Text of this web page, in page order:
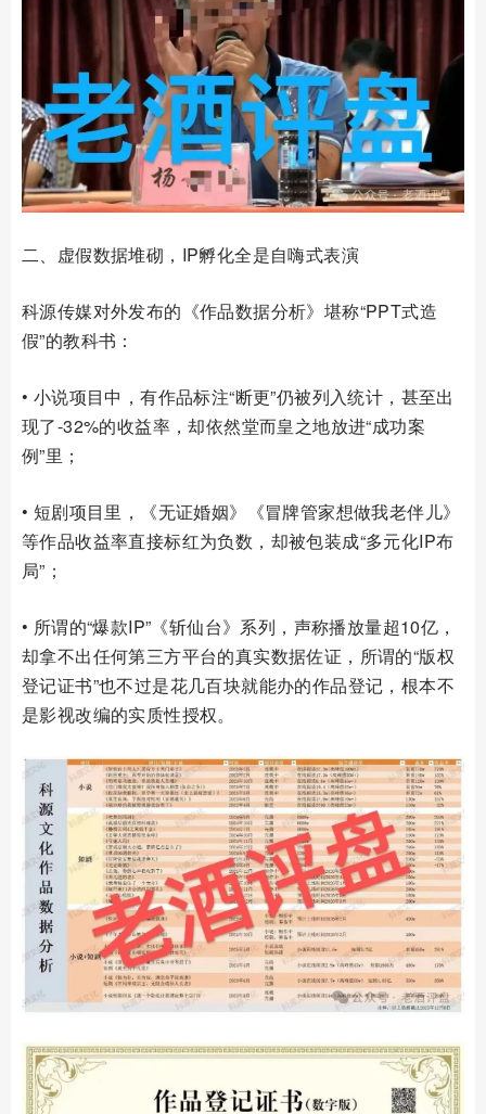
二、虚假数据堆砌，IP孵化全是自嗨式表演
科源传媒对外发布的《作品数据分析》堪称“PPT式造
假”的教科书：
• 小说项目中，有作品标注“断更”仍被列入统计，甚至出
现了-32%的收益率，却依然堂而皇之地放进“成功案
例”里；
• 短剧项目里，《无证婚姻》《冒牌管家想做我老伴儿》
等作品收益率直接标红为负数，却被包装成“多元化IP布
局”；
• 所谓的“爆款IP”《斩仙台》系列，声称播放量超10亿，
却拿不出任何第三方平台的真实数据佐证，所谓的“版权
登记证书”也不过是花几百块就能办的作品登记，根本不
是影视改编的实质性授权。